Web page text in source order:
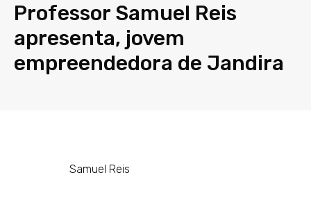
Professor Samuel Reis
apresenta, jovem
empreendedora de Jandira
Samuel Reis